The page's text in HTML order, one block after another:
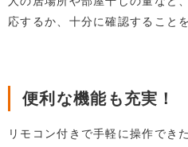
応するか、十分に確認すること
便利な機能も充実！
リモコン付きで手軽に操作でき